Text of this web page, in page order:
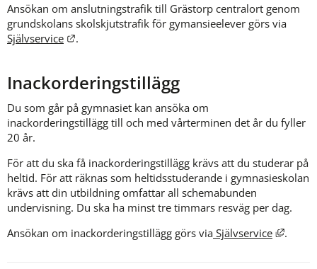
Ansökan om anslutningstrafik till Grästorp centralort genom
Självservice
Länk till annan webbplats.
.
Inackorderingstillägg
Du som går på gymnasiet kan ansöka om
inackorderingstillägg till och med vårterminen det år du fyller
20 år.
För att du ska få inackorderingstillägg krävs att du studerar på
heltid. För att räknas som heltidsstuderande i gymnasieskolan
krävs att din utbildning omfattar all schemabunden
undervisning. Du ska ha minst tre timmars resväg per dag.
Ansökan om inackorderingstillägg görs via Självservice Länk
.